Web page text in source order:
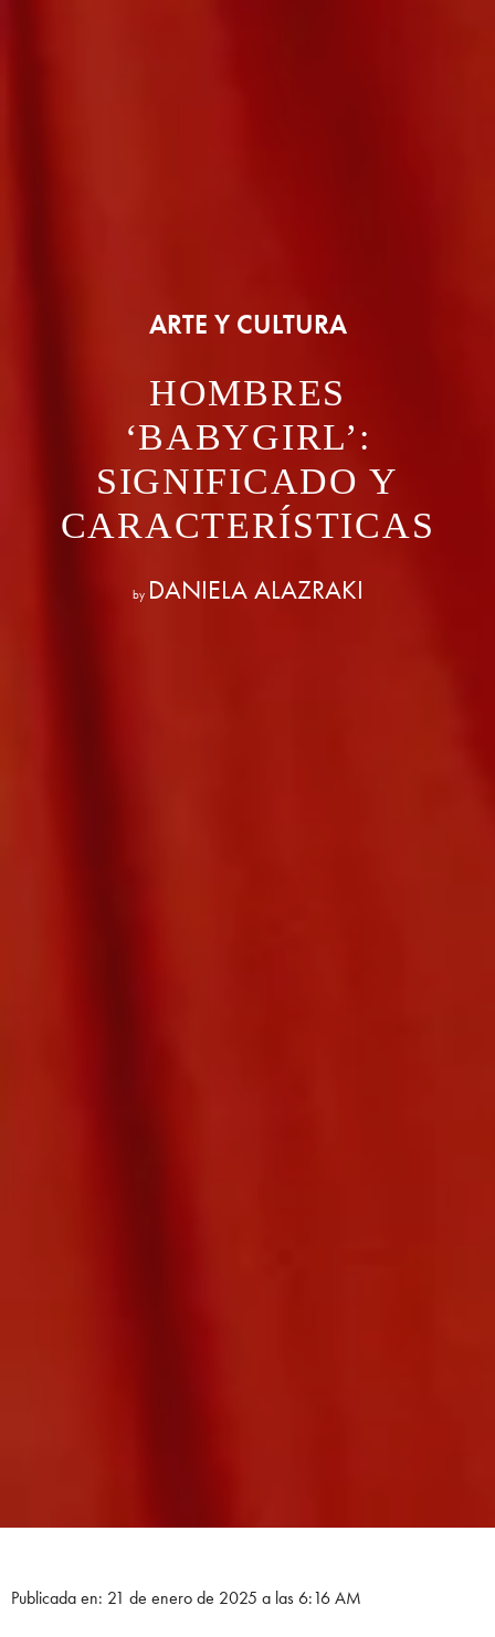
ARTE Y CULTURA
HOMBRES
‘BABYGIRL’:
SIGNIFICADO Y
CARACTERÍSTICAS
by DANIELA ALAZRAKI
Publicada en: 21 de enero de 2025 a las 6:16 AM